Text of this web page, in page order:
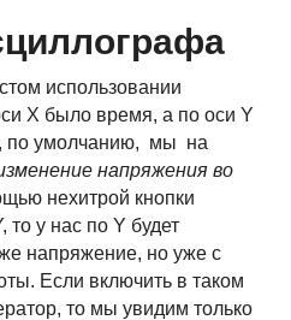
использовании
X было время, а по оси Y
по умолчанию, мы на
напряжения во
нехитрой кнопки
у нас по Y будет
напряжение, но уже с
Если включить в таком
то мы увидим только